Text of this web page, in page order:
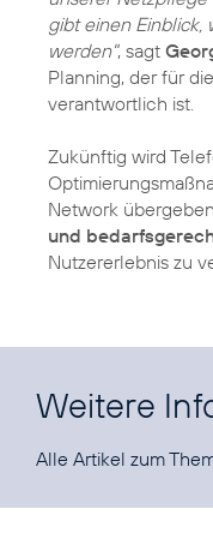
gibt einen Einblick,
werden", sagt
Planning, der für
verantwortlich ist.
Zukünftig wird
Network
und
Nutzererlebnis zu
Weitere
Alle Artikel zum